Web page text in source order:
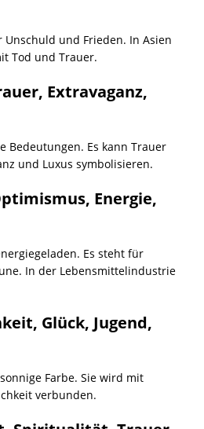
und Frieden. In Asien
Tod und Trauer.
Extravaganz,
Bedeutungen. Es kann Trauer
und Luxus symbolisieren.
Energie,
Es steht für
In der Lebensmittelindustrie
Glück, Jugend,
Farbe. Sie wird mit
verbunden.